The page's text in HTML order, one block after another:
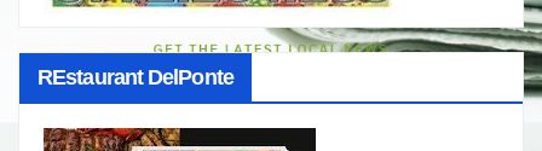
REstaurant DelPonte